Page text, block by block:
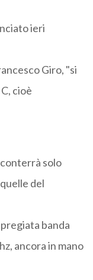
ieri
Giro, "si
cioè
solo
del
banda
ancora in mano